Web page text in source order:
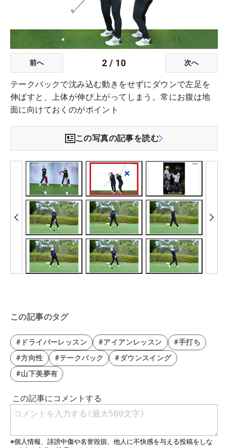
前へ 2 / 10 次へ
テークバックで沈み込む動きをせずにダウンで左足を
伸ばすと、上体が伸び上がってしまう。常にお腹は地
面に向けておくのがポイント
この写真の記事を読む
この記事のタグ
#ドライバーレッスン #アイアンレッスン
#手打ち
#方向性
#テークバック
#ダウンスイング
#山下美夢有